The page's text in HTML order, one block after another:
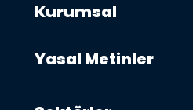
Kurumsal
Yasal Metinler